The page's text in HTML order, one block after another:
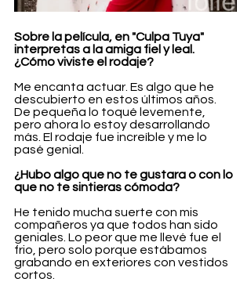
Sobre la película, en "Culpa Tuya"
interpretas a la amiga fiel y leal.
¿Cómo viviste el rodaje?
Me encanta actuar. Es algo que he
descubierto en estos últimos años.
De pequeña lo toqué levemente,
pero ahora lo estoy desarrollando
más. El rodaje fue increíble y me lo
pasé genial.
¿Hubo algo que no te gustara o con lo
que no te sintieras cómoda?
He tenido mucha suerte con mis
compañeros ya que todos han sido
geniales. Lo peor que me llevé fue el
frio, pero solo porque estábamos
grabando en exteriores con vestidos
cortos.